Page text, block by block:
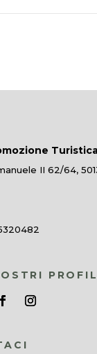
II 62/64,